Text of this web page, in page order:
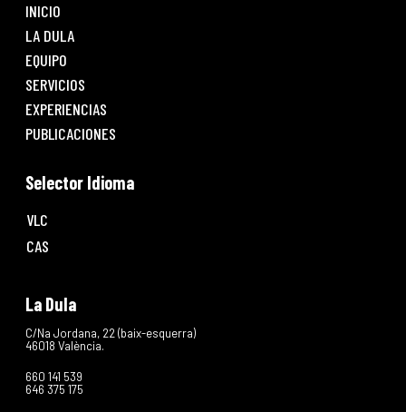
INICIO
LA DULA
EQUIPO
SERVICIOS
EXPERIENCIAS
PUBLICACIONES
Selector Idioma
VLC
CAS
La Dula
C/Na Jordana, 22 (baix-esquerra)
46018 València.
660 141 539
646 375 175